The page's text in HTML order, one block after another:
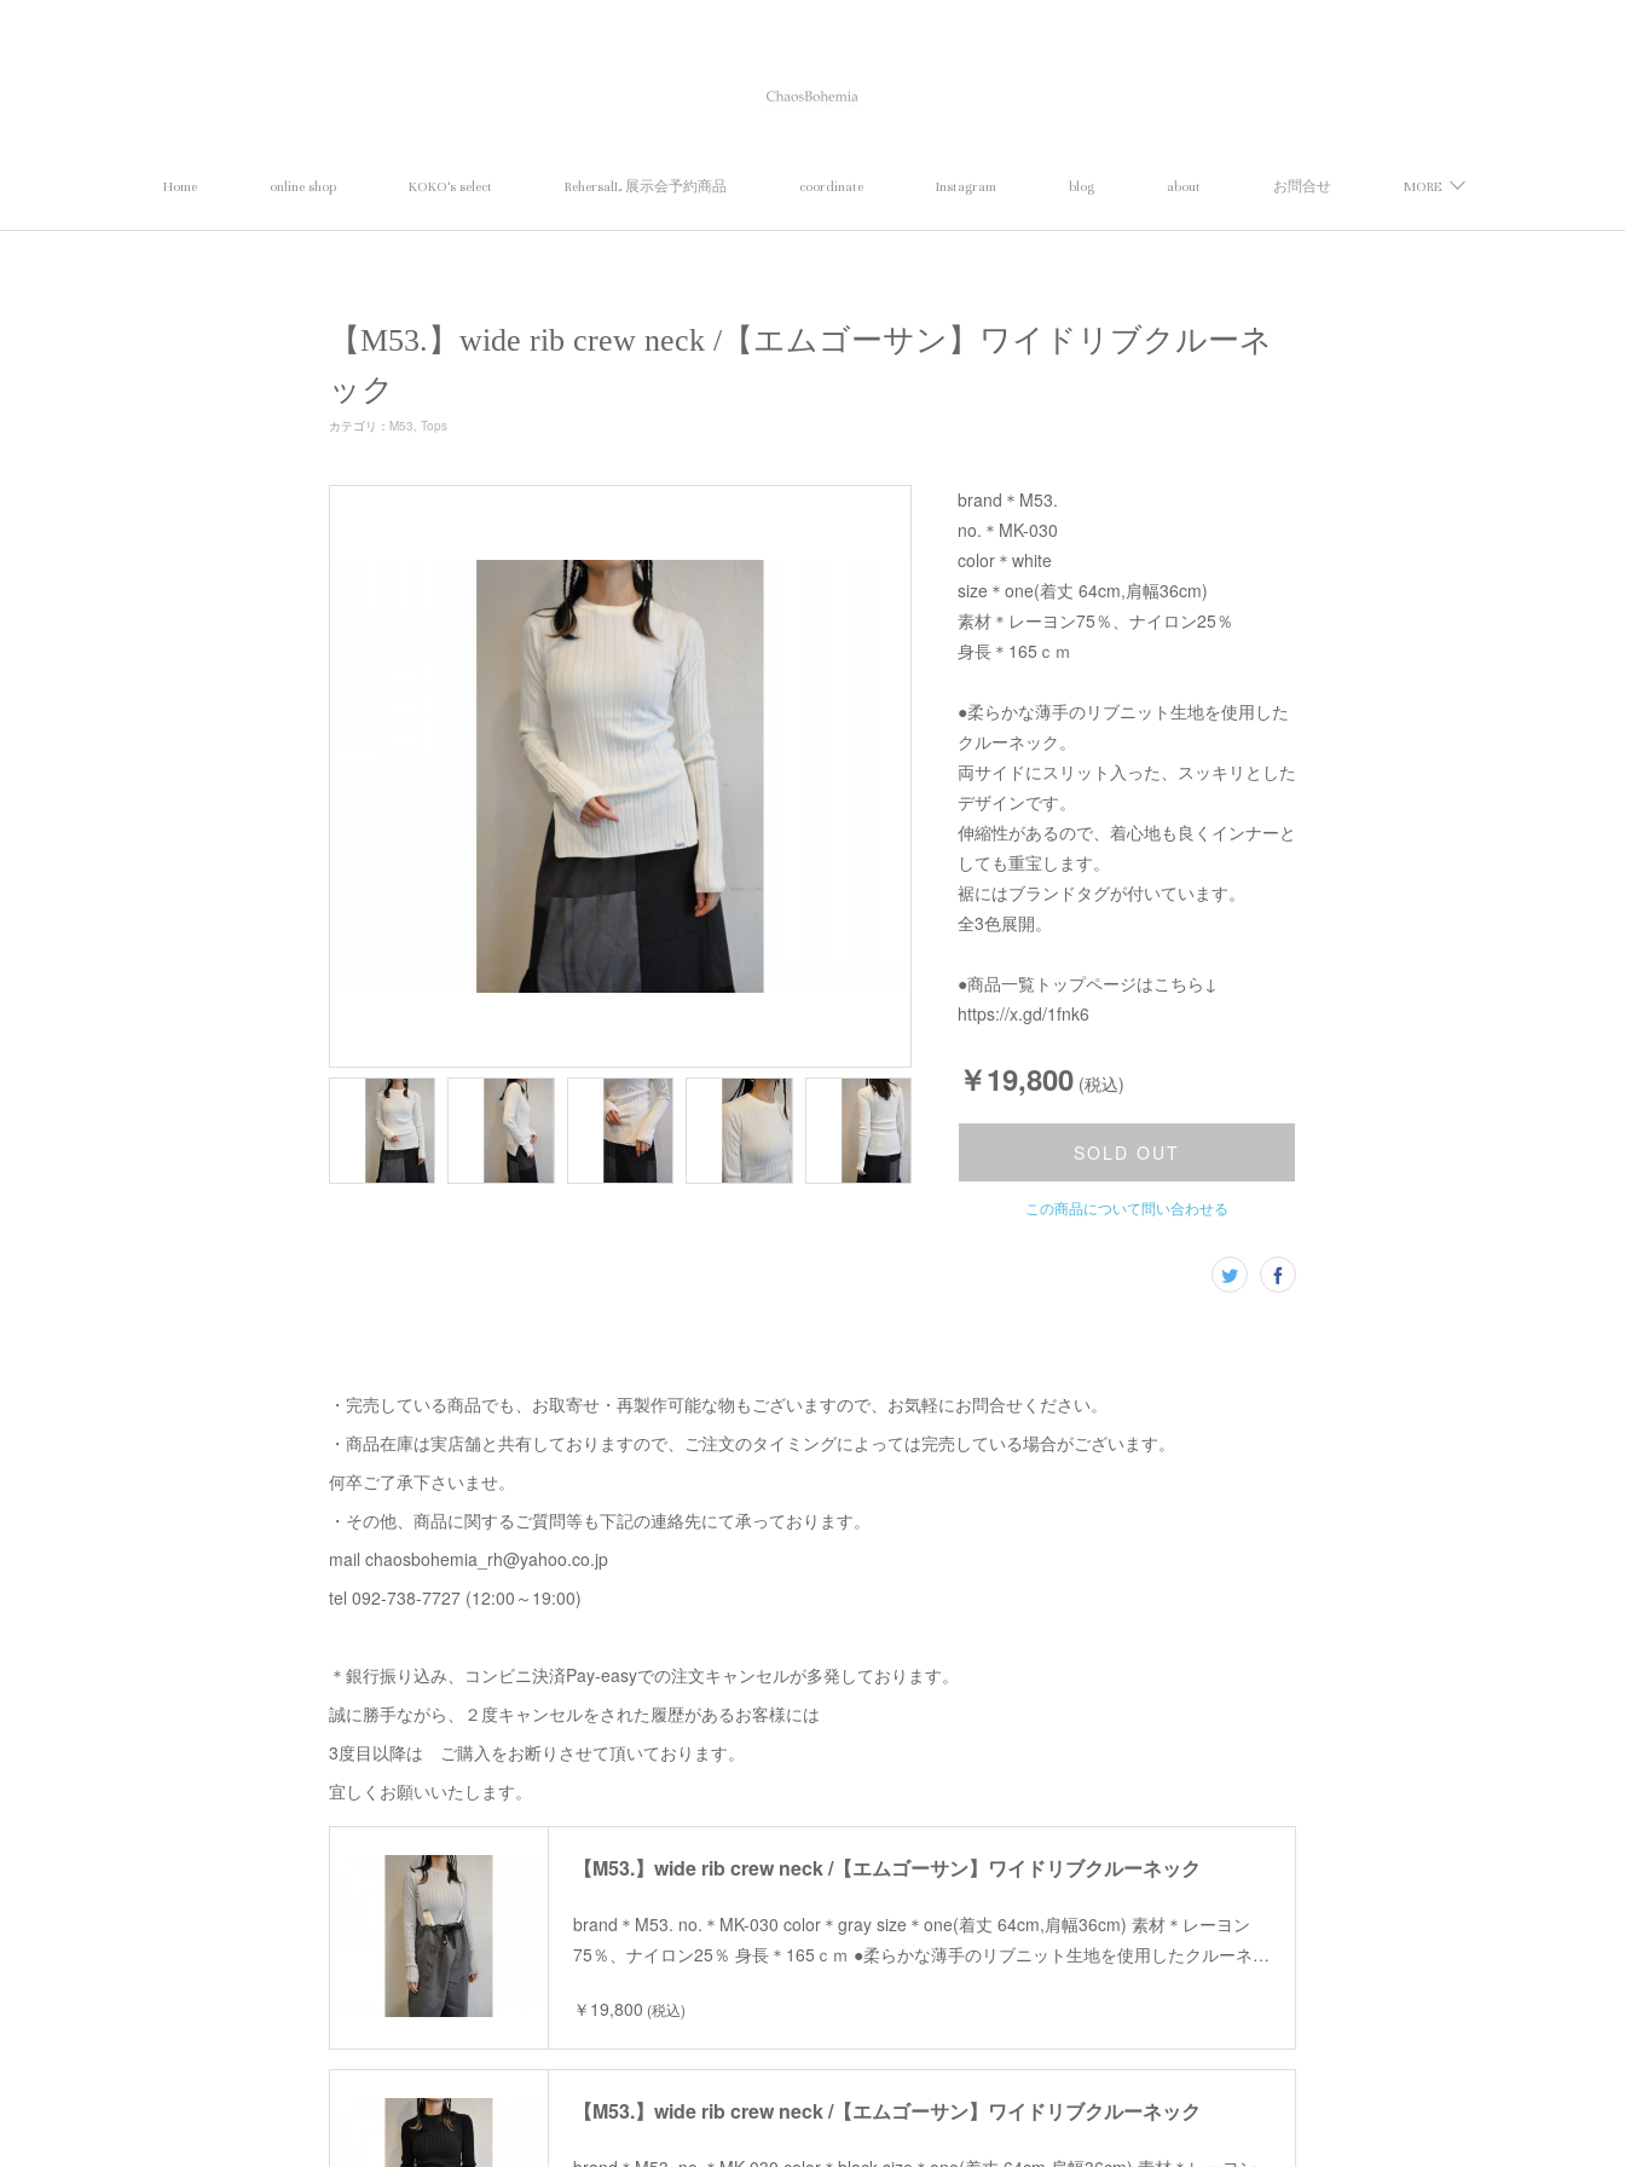
Home online shop KOKO's select RehersalL 展示会予約商品 coordinate Instagram blog about お問合せ MORE
【M53.】wide rib crew neck /【エムゴーサン】ワイドリブクルーネ
ック
カテゴリ ： M53 Tops
brand＊M53.
no.＊MK-030
color＊white
size＊one(着丈 64cm,肩幅36cm)
素材＊レーヨン75％、ナイロン25％
身長＊165ｃｍ
●柔らかな薄手のリブニット生地を使用した
クルーネック。
両サイドにスリット入った、スッキリとした
デザインです。
伸縮性があるので、着心地も良くインナーと
しても重宝します。
裾にはブランドタグが付いています。
全3色展開。
●商品一覧トップページはこちら↓
https://x.gd/1fnk6
￥19,800 (税込)
SOLD OUT
この商品について問い合わせる
・完売している商品でも、お取寄せ・再製作可能な物もございますので、お気軽にお問合せください。
・商品在庫は実店舗と共有しておりますので、ご注文のタイミングによっては完売している場合がございます。
何卒ご了承下さいませ。
・その他、商品に関するご質問等も下記の連絡先にて承っております。
mail chaosbohemia_rh@yahoo.co.jp
tel 092-738-7727 (12:00～19:00)
＊銀行振り込み、コンビニ決済Pay-easyでの注文キャンセルが多発しております。
誠に勝手ながら、２度キャンセルをされた履歴があるお客様には
3度目以降は ご購入をお断りさせて頂いております。
宜しくお願いいたします。
【M53.】wide rib crew neck /【エムゴーサン】ワイドリブクルーネック
brand＊M53. no.＊MK-030 color＊gray size＊one(着丈 64cm,肩幅36cm) 素材＊レーヨン
75％、ナイロン25％ 身長＊165ｃｍ ●柔らかな薄手のリブニット生地を使用したクルーネ…
￥19,800 (税込)
【M53.】wide rib crew neck /【エムゴーサン】ワイドリブクルーネック